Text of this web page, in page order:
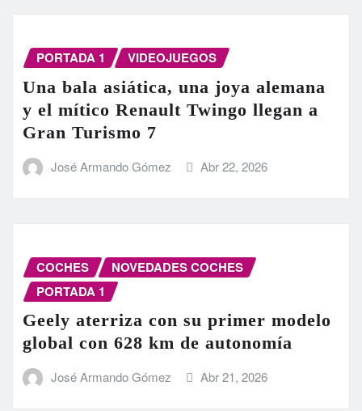
PORTADA 1 VIDEOJUEGOS
Una bala asiática, una joya alemana
y el mítico Renault Twingo llegan a
Gran Turismo 7
José Armando Gómez Abr 22, 2026
COCHES
NOVEDADES COCHES
PORTADA 1
Geely aterriza con su primer modelo
global con 628 km de autonomía
José Armando Gómez Abr 21, 2026